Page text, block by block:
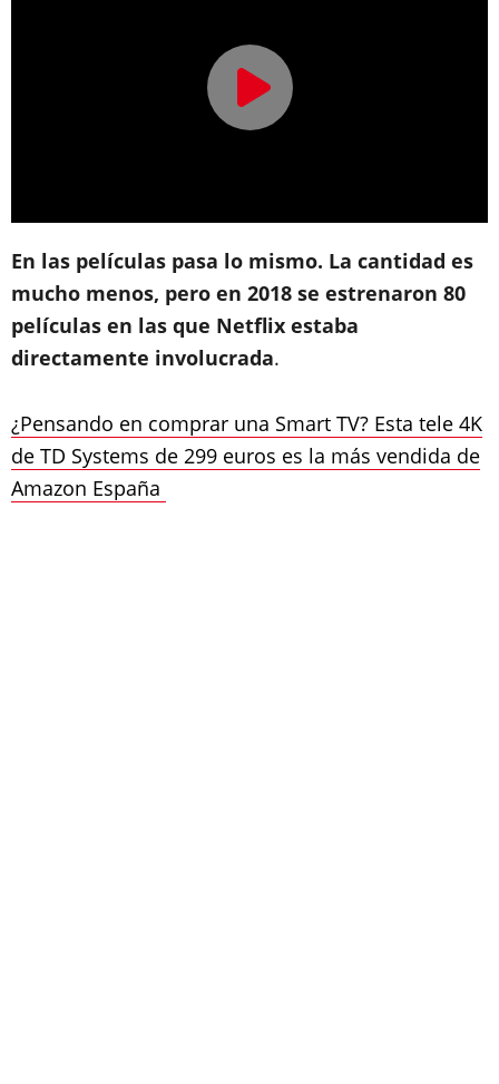
En las películas pasa lo mismo. La cantidad es
mucho menos, pero en 2018 se estrenaron 80
películas en las que Netflix estaba
directamente involucrada.
¿Pensando en comprar una Smart TV? Esta tele 4K
de TD Systems de 299 euros es la más vendida de
Amazon España